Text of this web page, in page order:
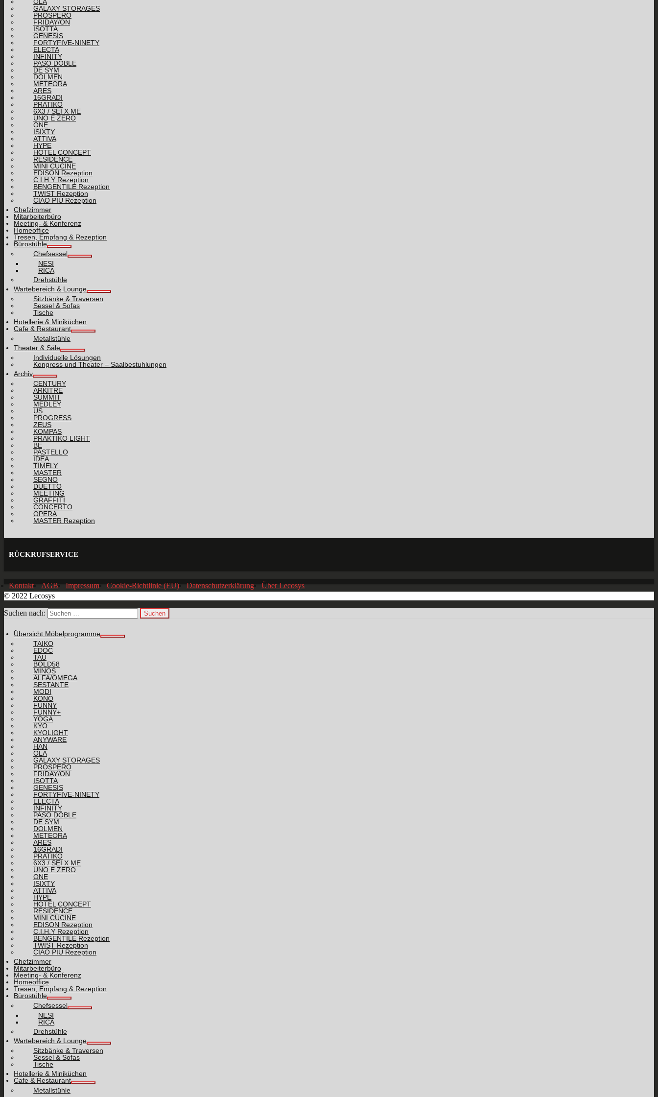
GALAXY STORAGES
PROSPERO
FRIDAY/ON
ISOTTA
GENESIS
FORTYFIVE-NINETY
ELECTA
INFINITY
PASO DOBLE
DE SYM
DOLMEN
METEORA
ARES
16GRADI
PRATIKO
6X3 / SEI X ME
UNO E ZERO
ONE
ISIXTY
ATTIVA
HYPE
HOTEL CONCEPT
RESIDENCE
MINI CUCINE
EDISON Rezeption
C.I.H.Y Rezeption
BENGENTILE Rezeption
TWIST Rezeption
CIAO PIÙ Rezeption
Chefzimmer
Mitarbeiterbüro
Meeting- & Konferenz
Homeoffice
Tresen, Empfang & Rezeption
Bürostühle
Chefsessel
NESI
RICA
Drehstühle
Wartebereich & Lounge
Sitzbänke & Traversen
Sessel & Sofas
Tische
Hotellerie & Miniküchen
Cafe & Restaurant
Metallstühle
Theater & Säle
Individuelle Lösungen
Kongress und Theater – Saalbestuhlungen
Archiv
CENTURY
ARKITRE
SUMMIT
MEDLEY
US
PROGRESS
ZEUS
KOMPAS
PRAKTIKO LIGHT
BE
PASTELLO
IDEA
TIMELY
MASTER
SEGNO
DUETTO
MEETING
GRAFFITI
CONCERTO
OPERA
MASTER Rezeption
RÜCKRUFSERVICE
Kontakt AGB Impressum Cookie-Richtlinie (EU) Datenschutzerklärung
Über Lecosys
© 2022 Lecosys
Suchen nach:
Übersicht Möbelprogramme
TAIKO
EDOC
TAU
BOLD58
MINOS
ALFA/OMEGA
SESTANTE
MODI
KONO
FUNNY
FUNNY+
YOGA
KYO
KYOLIGHT
ANYWARE
HAN
OLA
GALAXY STORAGES
PROSPERO
FRIDAY/ON
ISOTTA
GENESIS
FORTYFIVE-NINETY
ELECTA
INFINITY
PASO DOBLE
DE SYM
DOLMEN
METEORA
ARES
16GRADI
PRATIKO
6X3 / SEI X ME
UNO E ZERO
ONE
ISIXTY
ATTIVA
HYPE
HOTEL CONCEPT
RESIDENCE
MINI CUCINE
EDISON Rezeption
C.I.H.Y Rezeption
BENGENTILE Rezeption
TWIST Rezeption
CIAO PIÙ Rezeption
Chefzimmer
Mitarbeiterbüro
Meeting- & Konferenz
Homeoffice
Tresen, Empfang & Rezeption
Bürostühle
Chefsessel
NESI
RICA
Drehstühle
Wartebereich & Lounge
Sitzbänke & Traversen
Sessel & Sofas
Tische
Hotellerie & Miniküchen
Cafe & Restaurant
Metallstühle